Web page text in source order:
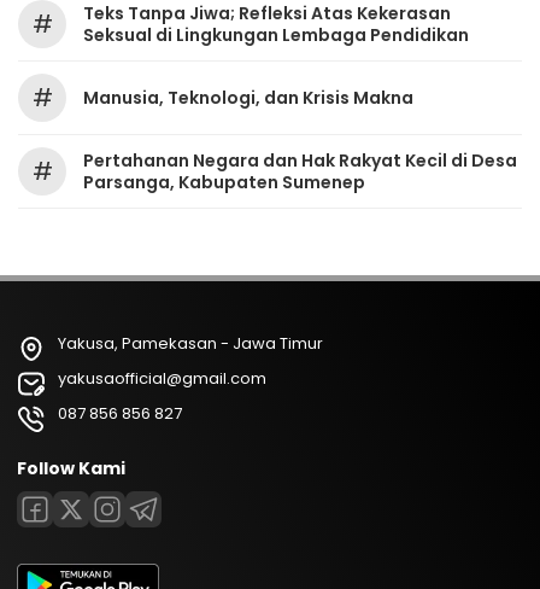
#
Teks Tanpa Jiwa; Refleksi Atas Kekerasan
Seksual di Lingkungan Lembaga Pendidikan
# Manusia, Teknologi, dan Krisis Makna
#
Pertahanan Negara dan Hak Rakyat Kecil di Desa
Parsanga, Kabupaten Sumenep
Yakusa, Pamekasan - Jawa Timur
yakusaofficial@gmail.com
087 856 856 827
Follow Kami